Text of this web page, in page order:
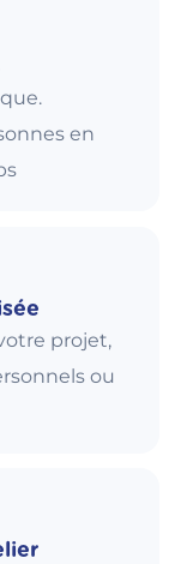
en
projet,
ou